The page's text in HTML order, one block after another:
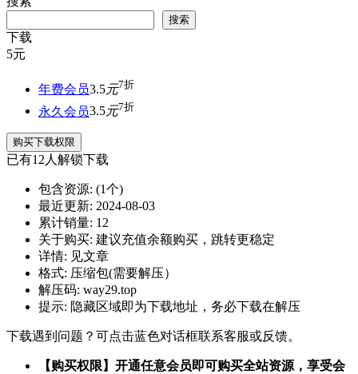
搜索
下载
5元
年费会员3.5元7折
永久会员3.5元7折
购买下载权限
已有12人解锁下载
包含资源: (1个)
最近更新: 2024-08-03
累计销量: 12
关于购买: 建议充值余额购买，跳转更稳定
详情: 见文章
格式: 压缩包(需要解压）
解压码: way29.top
提示: 隐藏区域即为下载地址，务必下载在解压
下载遇到问题？可点击蓝色对话框联系客服或反馈。
【购买权限】开通任意会员即可购买全站资源，享受会